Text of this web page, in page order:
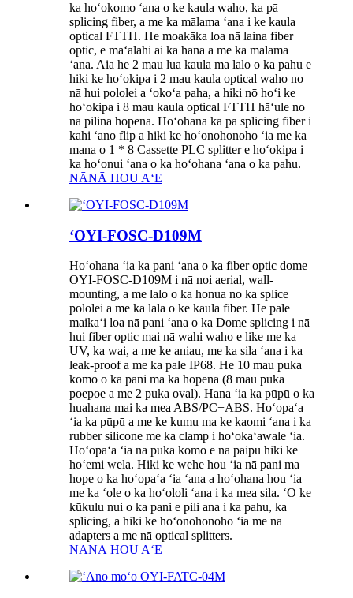
ka hoʻokomo ʻana o ke kaula waho, ka pā
splicing fiber, a me ka mālama ʻana i ke kaula
optical FTTH. He moakāka loa nā laina fiber
optic, e maʻalahi ai ka hana a me ka mālama
ʻana. Aia he 2 mau lua kaula ma lalo o ka pahu e
hiki ke hoʻokipa i 2 mau kaula optical waho no
nā hui pololei a ʻokoʻa paha, a hiki nō hoʻi ke
hoʻokipa i 8 mau kaula optical FTTH hāʻule no
nā pilina hopena. Hoʻohana ka pā splicing fiber i
kahi ʻano flip a hiki ke hoʻonohonoho ʻia me ka
mana o 1 * 8 Cassette PLC splitter e hoʻokipa i
ka hoʻonui ʻana o ka hoʻohana ʻana o ka pahu.
NĀNĀ HOU AʻE
ʻOYI-FOSC-D109M
Hoʻohana ʻia ka pani ʻana o ka fiber optic dome
OYI-FOSC-D109M i nā noi aerial, wall-
mounting, a me lalo o ka honua no ka splice
pololei a me ka lālā o ke kaula fiber. He pale
maikaʻi loa nā pani ʻana o ka Dome splicing i nā
hui fiber optic mai nā wahi waho e like me ka
UV, ka wai, a me ke aniau, me ka sila ʻana i ka
leak-proof a me ka pale IP68. He 10 mau puka
komo o ka pani ma ka hopena (8 mau puka
poepoe a me 2 puka oval). Hana ʻia ka pūpū o ka
huahana mai ka mea ABS/PC+ABS. Hoʻopaʻa
ʻia ka pūpū a me ke kumu ma ke kaomi ʻana i ka
rubber silicone me ka clamp i hoʻokaʻawale ʻia.
Hoʻopaʻa ʻia nā puka komo e nā paipu hiki ke
hoʻemi wela. Hiki ke wehe hou ʻia nā pani ma
hope o ka hoʻopaʻa ʻia ʻana a hoʻohana hou ʻia
me ka ʻole o ka hoʻololi ʻana i ka mea sila. ʻO ke
kūkulu nui o ka pani e pili ana i ka pahu, ka
splicing, a hiki ke hoʻonohonoho ʻia me nā
adapters a me nā optical splitters.
NĀNĀ HOU AʻE